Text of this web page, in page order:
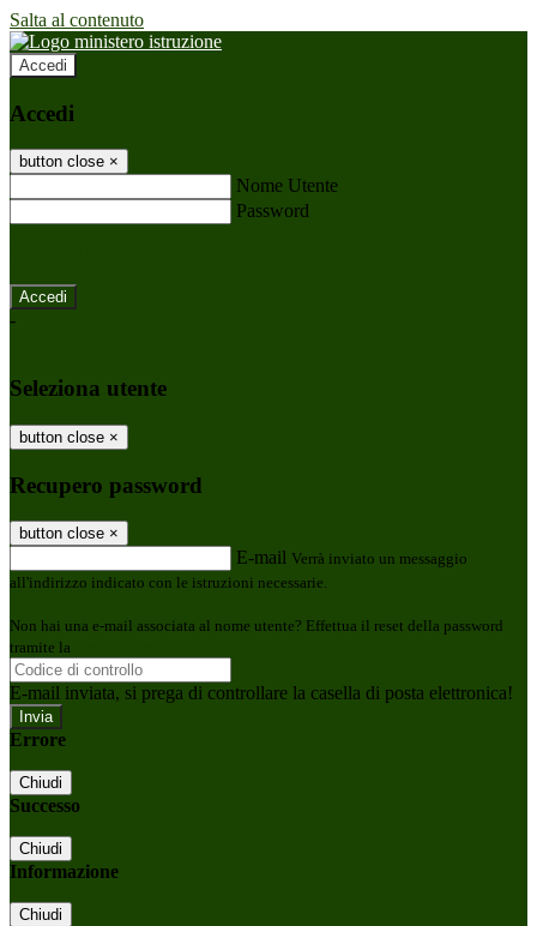
Salta al contenuto
Accedi
Accedi
button close ×
Nome Utente
Password
-
Seleziona utente
button close ×
Recupero password
button close ×
E-mail Verrà inviato un messaggio
all'indirizzo indicato con le istruzioni necessarie.
Non hai una e-mail associata al nome utente? Effettua il reset della password
tramite la
E-mail inviata, si prega di controllare la casella di posta elettronica!
Errore
Chiudi
Successo
Chiudi
Informazione
Chiudi